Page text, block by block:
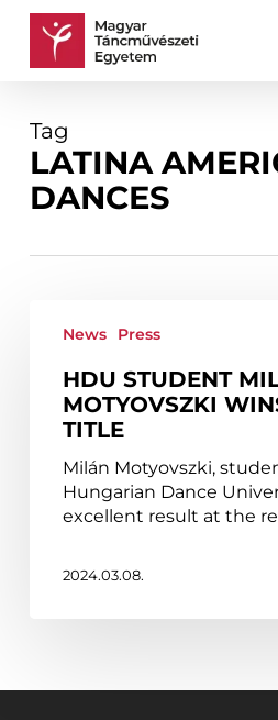
Skip
Cart
Tag
LATINA
DANCES
student
Motyovszki wins
junior
title
News Press
HDU STUDENT
MOTYOVSZKI
TITLE
Milán Motyovszki,
Hungarian Dance
excellent result at the
2024.03.08.